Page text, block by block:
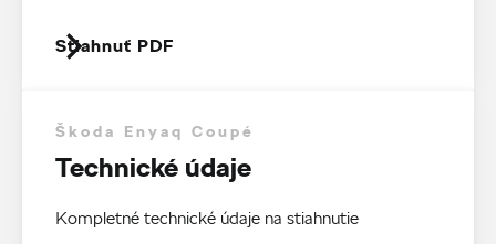
Stiahnuť PDF
Škoda Enyaq Coupé
Technické údaje
Kompletné technické údaje na stiahnutie